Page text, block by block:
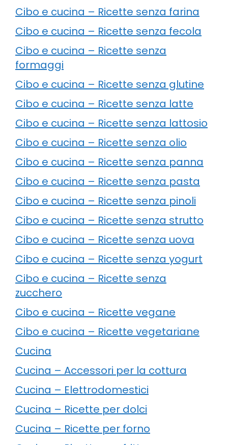
Cibo e cucina – Ricette senza farina
Cibo e cucina – Ricette senza fecola
Cibo e cucina – Ricette senza
formaggi
Cibo e cucina – Ricette senza glutine
Cibo e cucina – Ricette senza latte
Cibo e cucina – Ricette senza lattosio
Cibo e cucina – Ricette senza olio
Cibo e cucina – Ricette senza panna
Cibo e cucina – Ricette senza pasta
Cibo e cucina – Ricette senza pinoli
Cibo e cucina – Ricette senza strutto
Cibo e cucina – Ricette senza uova
Cibo e cucina – Ricette senza yogurt
Cibo e cucina – Ricette senza
zucchero
Cibo e cucina – Ricette vegane
Cibo e cucina – Ricette vegetariane
Cucina
Cucina – Accessori per la cottura
Cucina – Elettrodomestici
Cucina – Ricette per dolci
Cucina – Ricette per forno